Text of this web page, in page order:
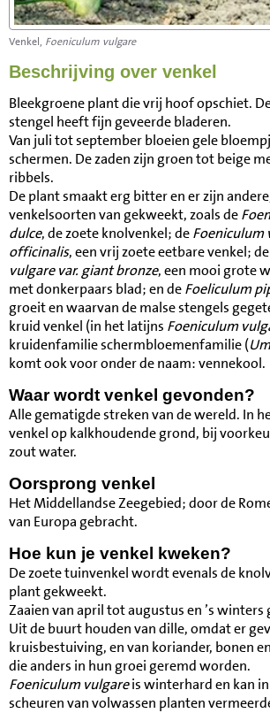
Venkel, Foeniculum vulgare
Beschrijving over venkel
Bleekgroene plant die vrij hoof opschiet.
stengel heeft fijn geveerde bladeren.
Van juli tot september bloeien gele
schermen. De zaden zijn groen tot beige
ribbels.
De plant smaakt erg bitter en er zijn
venkelsoorten van gekweekt, zoals de
dulce, de zoete knolvenkel; deFoeniculum
officinalis, een vrij zoete eetbare venkel; de
vulgare var. giant bronze, een mooi grote
met donkerpaars blad; en deFoeliculum
groeit en waarvan de malse stengels
kruid venkel (in het latijns Foeniculum
kruidenfamilie schermbloemenfamilie (
komt ook voor onder de naam: vennekool.
Waar wordt venkel gevonden?
Alle gematigde streken van de wereld. In
venkel op kalkhoudende grond, bij
zout water.
Oorsprong venkel
Het Middellandse Zeegebied; door de
van Europa gebracht.
Hoe kun je venkel kweken?
De zoete tuinvenkel wordt evenals de
plant gekweekt.
Zaaien van april tot augustus en ’s winters
Uit de buurt houden van dille, omdat er
kruisbestuiving, en van koriander, bonen
die anders in hun groei geremd worden.
Foeniculum vulgareis winterhard en kan
scheuren van volwassen planten